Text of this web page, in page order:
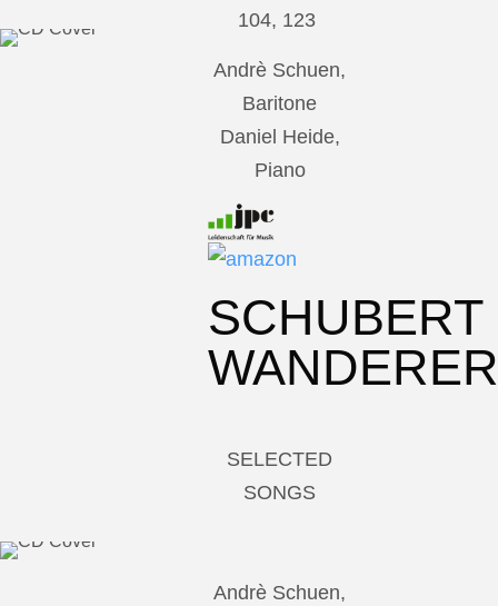
104, 123
Andrè Schuen,
Baritone
Daniel Heide,
Piano
SCHUBERT
WANDERER
SELECTED
SONGS
Andrè Schuen,